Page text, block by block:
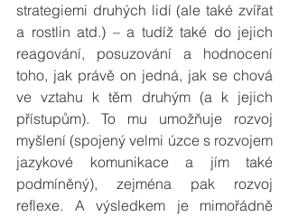
strategiemi druhých lidí (ale také zvířat
a rostlin atd.) – a tudíž také do jejich
reagování, posuzování a hodnocení
toho, jak právě on jedná, jak se chová
ve vztahu k těm druhým (a k jejich
přístupům). To mu umožňuje rozvoj
myšlení (spojený velmi úzce s rozvojem
jazykové komunikace a jím také
podmíněný), zejména pak rozvoj
reflexe. A výsledkem je mimořádně